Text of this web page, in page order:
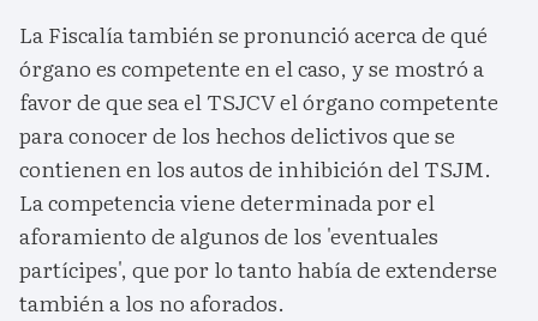
La Fiscalía también se pronunció acerca de qué
órgano es competente en el caso, y se mostró a
favor de que sea el TSJCV el órgano competente
para conocer de los hechos delictivos que se
contienen en los autos de inhibición del TSJM.
La competencia viene determinada por el
aforamiento de algunos de los 'eventuales
partícipes', que por lo tanto había de extenderse
también a los no aforados.